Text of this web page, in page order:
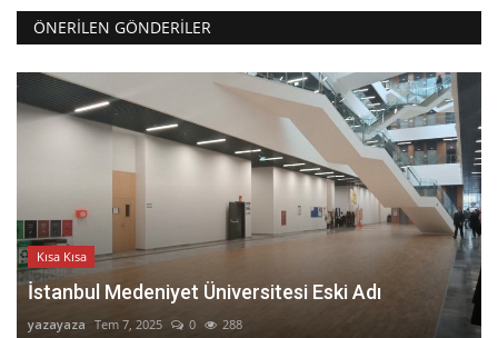
ÖNERILEN GÖNDERILER
Kısa Kısa
İstanbul Medeniyet Üniversitesi Eski Adı
yazayaza Tem 7, 2025 0 288